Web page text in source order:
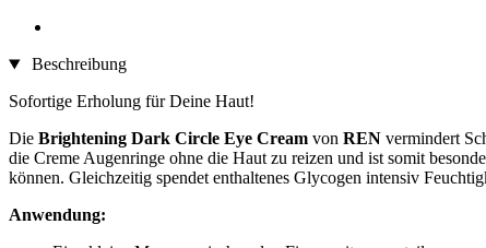
Beschreibung
Sofortige Erholung für Deine Haut!
Die Brightening Dark Circle Eye Cream von REN vermindert
die Creme Augenringe ohne die Haut zu reizen und ist somit
können. Gleichzeitig spendet enthaltenes Glycogen intensiv
Anwendung: